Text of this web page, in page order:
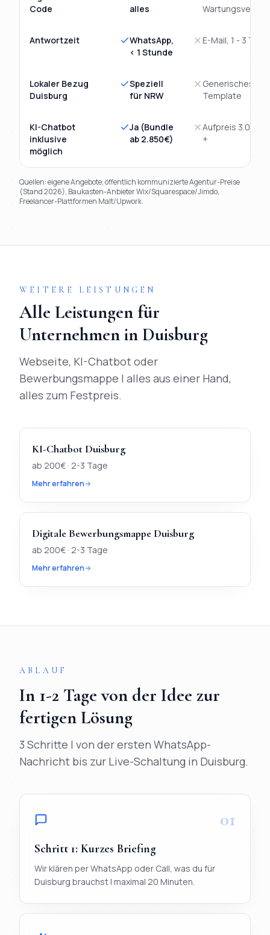
Code
alles
Wartungsvertrag
Antwortzeit
WhatsApp,
< 1 Stunde
E-Mail, 1 - 3 Tage
Lokaler Bezug
Duisburg
Speziell
für NRW
Generisches
Template
KI-Chatbot
inklusive
möglich
Ja (Bundle
ab 2.850€)
Aufpreis 3.000€
+
Quellen: eigene Angebote, öffentlich kommunizierte Agentur-Preise
(Stand 2026), Baukasten-Anbieter Wix/Squarespace/Jimdo,
Freelancer-Plattformen Malt/Upwork.
WEITERE LEISTUNGEN
Alle Leistungen für
Unternehmen inDuisburg
Webseite, KI-Chatbot oder
Bewerbungsmappe | alles aus einer Hand,
alles zum Festpreis.
KI-Chatbot Duisburg
ab 200€ · 2-3 Tage
Mehr erfahren
Digitale Bewerbungsmappe Duisburg
ab 200€ · 2-3 Tage
Mehr erfahren
ABLAUF
In 1-2 Tagevon der Idee zur
fertigen Lösung
3 Schritte | von der ersten WhatsApp-
Nachricht bis zur Live-Schaltung in Duisburg.
01
Schritt 1: Kurzes Briefing
Wir klären per WhatsApp oder Call, was du für
Duisburg brauchst | maximal 20 Minuten.